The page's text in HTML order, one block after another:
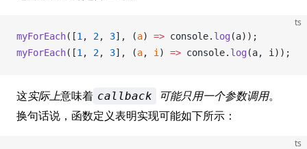
ts
myForEach([1 , 2, 3], (a) => console. log (a));
myForEach([1 , 2, 3], (a, i ) => console. log (a, i ));
这实际上意味着 callback 可能只用一个参数调用。
换句话说，函数定义表明实现可能如下所示：
ts